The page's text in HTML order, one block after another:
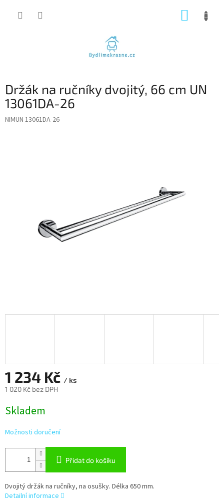
Držák na ručníky dvojitý, 66 cm UN
13061DA-26
NIMUN 13061DA-26
1 234 Kč / ks
1 020 Kč bez DPH
cena:
Skladem
Možnosti doručení
Přidat do košíku
Dvojitý držák na ručníky, na osušky. Délka 650 mm.
Detailní informace